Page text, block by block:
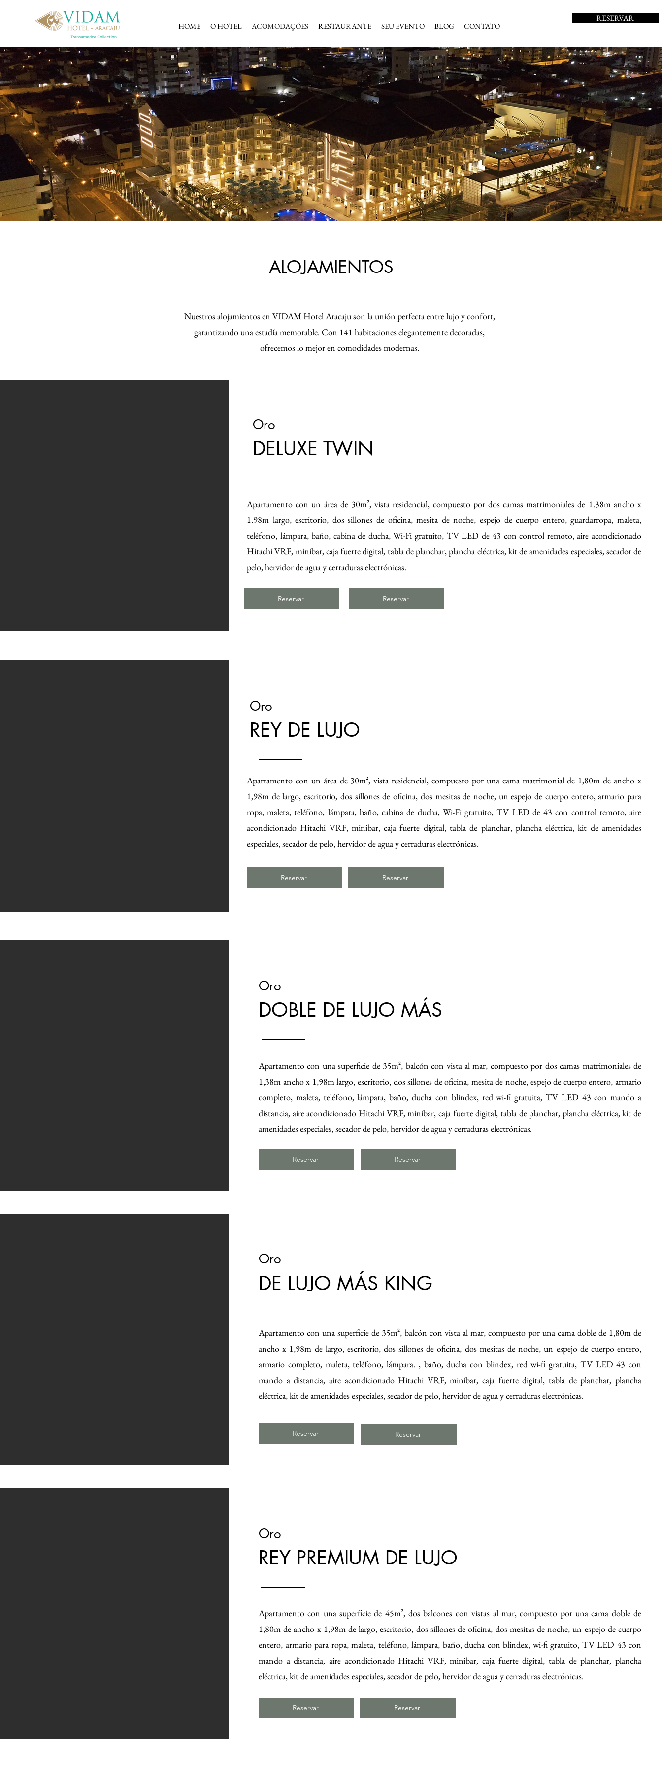
HOME O HOTEL ACOMODAÇÕES RESTAURANTE SEU EVENTO BLOG CONTATO
RESERVAR
ALOJAMIENTOS
Nuestros alojamientos en VIDAM Hotel Aracaju son la unión perfecta entre lujo y confort,
garantizando una estadía memorable. Con 141 habitaciones elegantemente decoradas,
ofrecemos lo mejor en comodidades modernas.
Oro
DELUXE TWIN
Apartamento con un área de 30m², vista residencial, compuesto por dos camas matrimoniales de 1.38m ancho x
1.98m largo, escritorio, dos sillones de oficina, mesita de noche, espejo de cuerpo entero, guardarropa, maleta,
teléfono, lámpara, baño, cabina de ducha, Wi-Fi gratuito, TV LED de 43 con control remoto, aire acondicionado
Hitachi VRF, minibar, caja fuerte digital, tabla de planchar, plancha eléctrica, kit de amenidades especiales, secador de
pelo, hervidor de agua y cerraduras electrónicas.
Reservar Reservar
Oro
REY DE LUJO
Apartamento con un área de 30m², vista residencial, compuesto por una cama matrimonial de 1,80m de ancho x
1,98m de largo, escritorio, dos sillones de oficina, dos mesitas de noche, un espejo de cuerpo entero, armario para
ropa, maleta, teléfono, lámpara, baño, cabina de ducha, Wi-Fi gratuito, TV LED de 43 con control remoto, aire
acondicionado Hitachi VRF, minibar, caja fuerte digital, tabla de planchar, plancha eléctrica, kit de amenidades
especiales, secador de pelo, hervidor de agua y cerraduras electrónicas.
Reservar Reservar
Oro
DOBLE DE LUJO MÁS
Apartamento con una superficie de 35m², balcón con vista al mar, compuesto por dos camas matrimoniales de
1,38m ancho x 1,98m largo, escritorio, dos sillones de oficina, mesita de noche, espejo de cuerpo entero, armario
completo, maleta, teléfono, lámpara, baño, ducha con blindex, red wi-fi gratuita, TV LED 43 con mando a
distancia, aire acondicionado Hitachi VRF, minibar, caja fuerte digital, tabla de planchar, plancha eléctrica, kit de
amenidades especiales, secador de pelo, hervidor de agua y cerraduras electrónicas.
Reservar Reservar
Oro
DE LUJO MÁS KING
Apartamento con una superficie de 35m², balcón con vista al mar, compuesto por una cama doble de 1,80m de
ancho x 1,98m de largo, escritorio, dos sillones de oficina, dos mesitas de noche, un espejo de cuerpo entero,
armario completo, maleta, teléfono, lámpara. , baño, ducha con blindex, red wi-fi gratuita, TV LED 43 con
mando a distancia, aire acondicionado Hitachi VRF, minibar, caja fuerte digital, tabla de planchar, plancha
eléctrica, kit de amenidades especiales, secador de pelo, hervidor de agua y cerraduras electrónicas.
Reservar Reservar
Oro
REY PREMIUM DE LUJO
Apartamento con una superficie de 45m², dos balcones con vistas al mar, compuesto por una cama doble de
1,80m de ancho x 1,98m de largo, escritorio, dos sillones de oficina, dos mesitas de noche, un espejo de cuerpo
entero, armario para ropa, maleta, teléfono, lámpara, baño, ducha con blindex, wi-fi gratuito, TV LED 43 con
mando a distancia, aire acondicionado Hitachi VRF, minibar, caja fuerte digital, tabla de planchar, plancha
eléctrica, kit de amenidades especiales, secador de pelo, hervidor de agua y cerraduras electrónicas.
Reservar Reservar